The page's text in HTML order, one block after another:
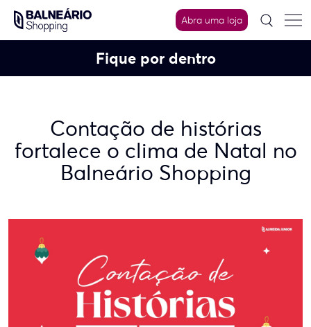
content
Abra uma loja
Fique por dentro
Contação de histórias
fortalece o clima de Natal no
Balneário Shopping